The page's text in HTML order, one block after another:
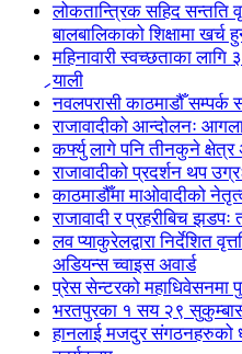
लोकतान्त्रिक सहिद सन्तति
बालबालिकाको शिक्षामा खर्च
महिनावारी स्वच्छताका
र्‍याली
नवलपरासी काठमाडौँ सम्पर्क
राजावादीको आन्दोलनः
कर्फ्यु लागे पनि तीनकुने
राजावादीको प्रदर्शन थप
काठमाडौँमा माओवादीको
राजावादी र प्रहरीबिच
लव प्याकुरेलद्वारा निर्देशित
अडियन्स च्वाइस अवार्ड
प्रेस सेन्टरको महाधिवेसनमा
भरतपुरका १ सय २९
हानलाई मजदुर संगठनहरुको